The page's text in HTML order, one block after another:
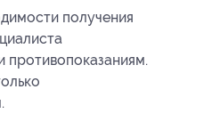
получения
противопоказаниям.